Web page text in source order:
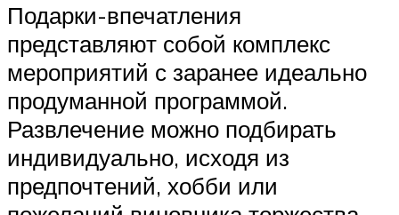
Подарки-впечатления
представляют собой комплекс
мероприятий с заранее идеально
продуманной программой.
Развлечение можно подбирать
индивидуально, исходя из
предпочтений, хобби или